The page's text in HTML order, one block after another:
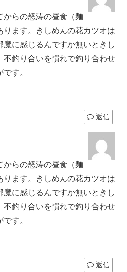
からの怒涛の昼食（麺
ります。きしめんの花カツオは
魔に感じるんですか無いときし
不釣り合いを慣れで釣り合わせ
す。
返信
からの怒涛の昼食（麺
ります。きしめんの花カツオは
魔に感じるんですか無いときし
不釣り合いを慣れで釣り合わせ
す。
返信